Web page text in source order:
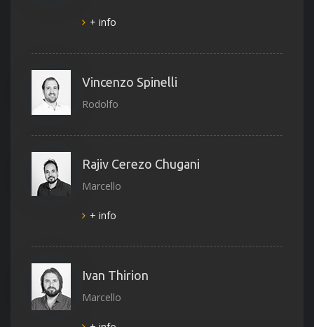
+ info
Vincenzo Spinelli
Rodolfo
Rajiv Cerezo Chugani
Marcello
+ info
Ivan Thirion
Marcello